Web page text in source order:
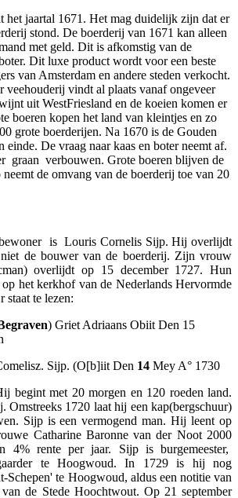
het jaartal 1671. Het mag duidelijk zijn dat er
stond. De boerderij van 1671 kan alleen
met geld. Dit is afkomstig van de
Dit luxe product wordt voor een beste
van Amsterdam en andere steden verkocht.
veehouderij vindt al plaats vanaf ongeveer
uit WestFriesland en de koeien komen er
boeren kopen het land van kleintjes en zo
grote boerderijen. Na 1670 is de Gouden
De vraag naar kaas en boter neemt af.
graan verbouwen. Grote boeren blijven de
de omvang van de boerderij toe van 20
is Louris Cornelis Sijp. Hij overlijdt
de bouwer van de boerderij. Zijn vrouw
overlijdt op 15 december 1727. Hun
het kerkhof van de Nederlands Hervormde
te lezen:
) Griet Adriaans Obiit Den 15
Sijp. (O[b]iit Den 14 Mey A° 1730
begint met 20 morgen en 120 roeden land.
Omstreeks 1720 laat hij een kap(bergschuur)
Sijp is een vermogend man. Hij leent op
Catharine Baronne van der Noot 2000
4% rente per jaar. Sijp is burgemeester,
te Hoogwoud. In 1729 is hij nog
Schepen' te Hoogwoud, aldus een notitie van
de Stede Hoochtwout. Op 21 september